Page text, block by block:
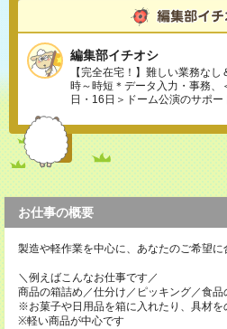
編集部イチオシ
【完全在宅！】難しい業務な
時～時短＊データ入力・事務、
日・16日＞ドーム公演のサポー
お仕事の概要
製造や軽作業を中心に、あなたのご希望に
＼例えばこんなお仕事です／
商品の箱詰め／仕分け／ピッキング／食品
※お菓子や日用品を箱に入れたり、具材を
※軽い商品が中心です